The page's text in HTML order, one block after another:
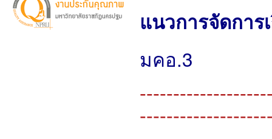
แนวการจัดการ
มคอ.3